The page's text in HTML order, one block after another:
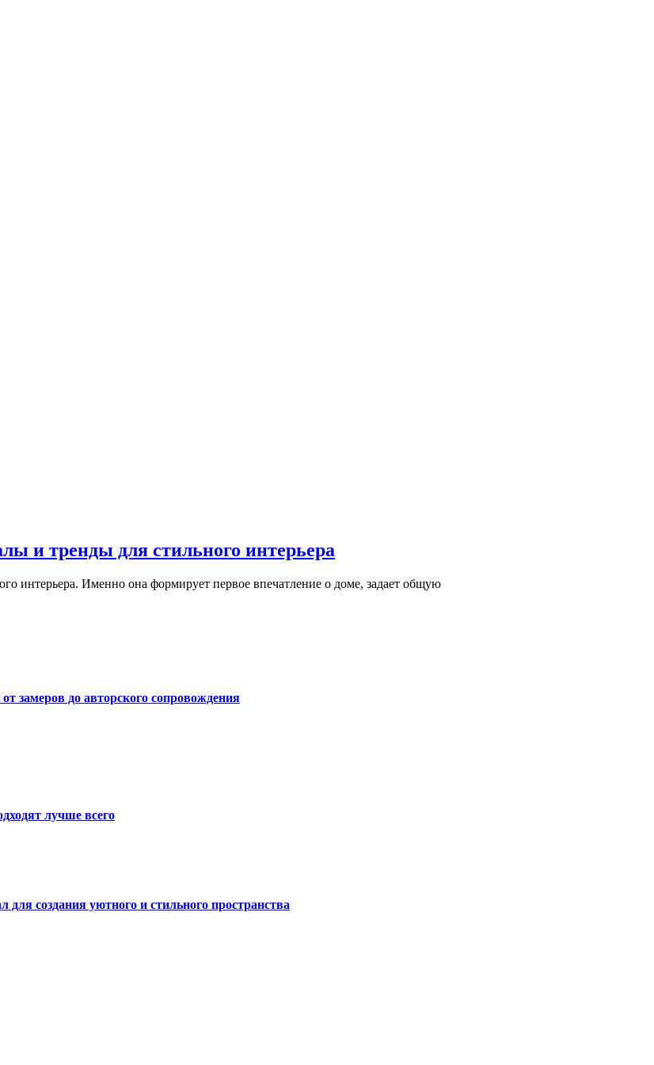
и тренды для стильного интерьера
интерьера. Именно она формирует первое впечатление о доме, задает общую
замеров до авторского сопровождения
лучше всего
для создания уютного и стильного пространства